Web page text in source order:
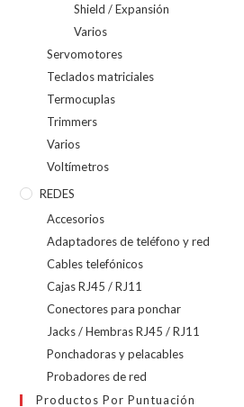
Shield / Expansión
Varios
Servomotores
Teclados matriciales
Termocuplas
Trimmers
Varios
Voltímetros
REDES
Accesorios
Adaptadores de teléfono y red
Cables telefónicos
Cajas RJ45 / RJ11
Conectores para ponchar
Jacks / Hembras RJ45 / RJ11
Ponchadoras y pelacables
Probadores de red
Productos Por Puntuación